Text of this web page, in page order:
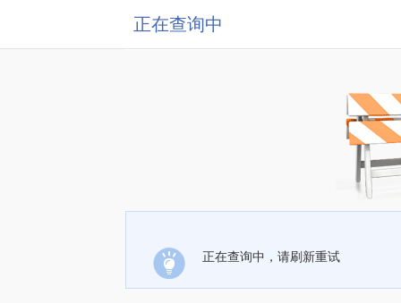
正在查询中
正在查询中，请刷新重试